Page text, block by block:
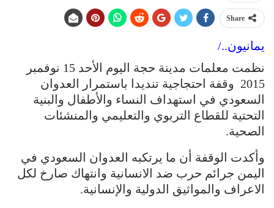
Share
يمانيون../
نظمت معلمات مدينة حجة اليوم الأحد 15 نوفمبر
2015 وقفة احتجاجية تنديدا باستمرار العدوان
السعودي في استهداف النساء والأطفال والبنية
التحتية للقطاع التربوي والتعليمي والمنشئات
الصحية.
وأكدت الوقفة أن ما يرتكبه العدوان السعودي في
اليمن جرائم حرب ضد الانسانية وانتهاك صارخ لكل
الاعراف والمواثيق الدولية والإنسانية.